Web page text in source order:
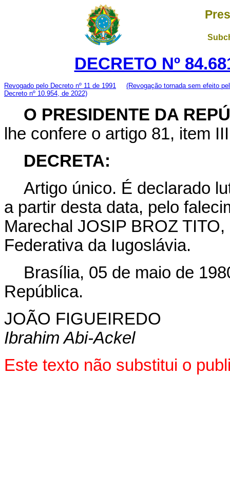
DECRETO Nº
Revogado pelo Decreto nº 11 de 1991
(Revogação tornada sem efeito
Decreto nº 10.954, de 2022)
O PRESIDENTE DA
lhe confere o artigo 81, item
DECRETA:
Artigo único. É declarado
a partir desta data, pelo
Marechal JOSIP BROZ
Federativa da Iugoslávia.
Brasília, 05 de maio de
República.
JOÃO FIGUEIREDO
Ibrahim Abi-Ackel
Este texto não substitui o